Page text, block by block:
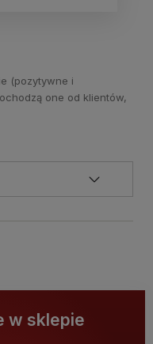
(pozytywne i
one od klientów,
w sklepie